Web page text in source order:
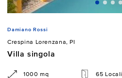
Damiano Rossi
Crespina Lorenzana, PI
Villa singola
1000 mq 65 Locali